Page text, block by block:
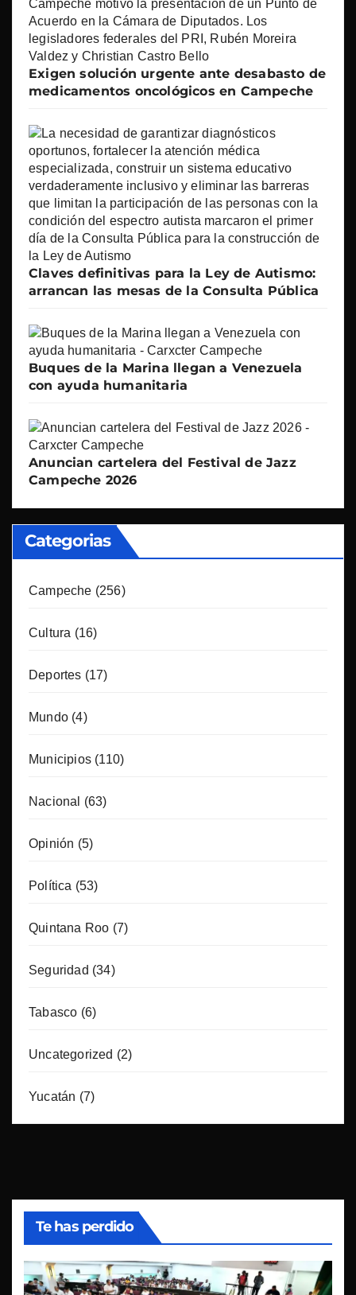
Exigen solución urgente ante desabasto de
medicamentos oncológicos en Campeche
Claves definitivas para la Ley de Autismo:
arrancan las mesas de la Consulta Pública
Buques de la Marina llegan a Venezuela
con ayuda humanitaria
Anuncian cartelera del Festival de Jazz
Campeche 2026
Categorias
Campeche (256)
Cultura (16)
Deportes (17)
Mundo (4)
Municipios (110)
Nacional (63)
Opinión (5)
Política (53)
Quintana Roo (7)
Seguridad (34)
Tabasco (6)
Uncategorized (2)
Yucatán (7)
Te has perdido